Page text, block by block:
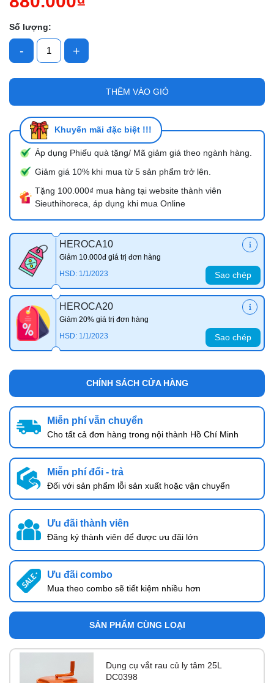
Số lượng:
- +
THÊM VÀO GIỎ
Khuyến mãi đặc biệt !!!
Áp dụng Phiếu quà tặng/ Mã giảm giá theo ngành hàng.
Giảm giá 10% khi mua từ 5 sản phẩm trở lên.
Tặng 100.000₫ mua hàng tại website thành viên
Sieuthihoreca, áp dụng khi mua Online
HEROCA10
Giảm 10.000đ giá trị đơn hàng
HSD: 1/1/2023
Sao chép
HEROCA20
Giảm 20% giá trị đơn hàng
HSD: 1/1/2023
Sao chép
CHÍNH SÁCH CỬA HÀNG
Miễn phí vẫn chuyển
Cho tất cả đơn hàng trong nội thành Hồ Chí Minh
Miễn phí đổi - trả
Đối với sản phẩm lỗi sản xuất hoặc vận chuyển
Ưu đãi thành viên
Đăng ký thành viên để được ưu đãi lớn
Ưu đãi combo
Mua theo combo sẽ tiết kiệm nhiều hơn
SẢN PHẨM CÙNG LOẠI
Dụng cụ vắt rau củ ly tâm 25L
DC0398